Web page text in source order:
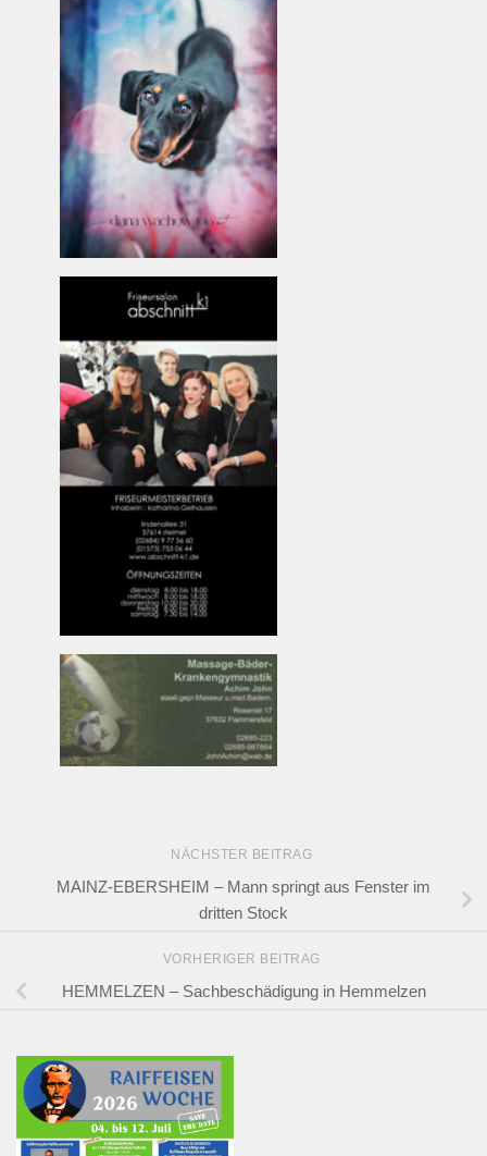
NÄCHSTER BEITRAG
MAINZ-EBERSHEIM – Mann springt aus Fenster im
dritten Stock
VORHERIGER BEITRAG
HEMMELZEN – Sachbeschädigung in Hemmelzen